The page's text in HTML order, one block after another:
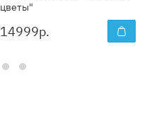
цветы"
14999р.